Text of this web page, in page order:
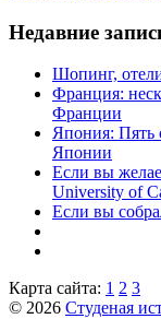
Недавние
Шопинг,
Франция:
Франции
Япония: Пять
Японии
Если вы
University of
Если вы
Карта сайта: 1 2 3
© 2026 Студеная